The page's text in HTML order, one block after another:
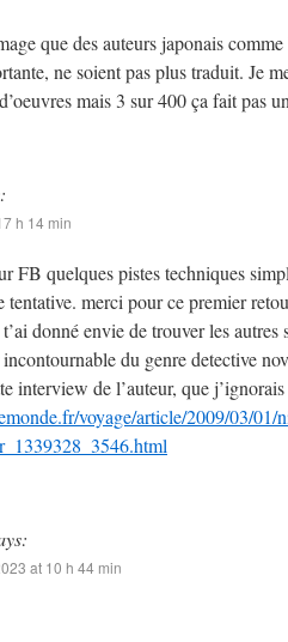
que des auteurs japonais
ne soient pas plus traduit. Je
mais 3 sur 400 ça fait pas
h 14 min
FB quelques pistes techniques
tentative. merci pour ce premier
donné envie de trouver les
du genre detective
interview de l’auteur, que
voyage/article/2009/03/01/
at 10 h 44 min